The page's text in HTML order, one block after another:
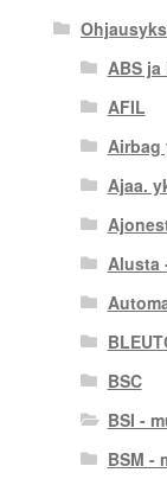
ABS ja
AFIL
Airbag
Ajaa.
Alusta
BSC
BSI -
BSM -